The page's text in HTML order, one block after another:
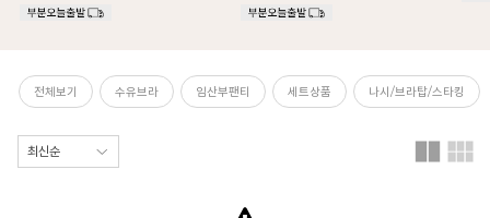
전체보기 수유브라 임산부팬티 세트상품 나시/브라탑/스타킹